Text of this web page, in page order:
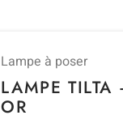
Lampe à poser
LAMPE TILTA
OR